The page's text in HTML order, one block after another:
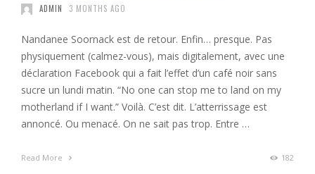
ADMIN 3 MONTHS AGO
Nandanee Soornack est de retour. Enfin… presque. Pas
physiquement (calmez-vous), mais digitalement, avec une
déclaration Facebook qui a fait l’effet d’un café noir sans
sucre un lundi matin. “No one can stop me to land on my
motherland if I want.” Voilà. C’est dit. L’atterrissage est
annoncé. Ou menacé. On ne sait pas trop. Entre …
Read More 182